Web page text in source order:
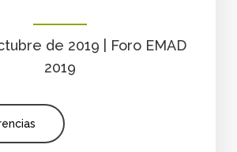
de 2019 | Foro EMAD
2019